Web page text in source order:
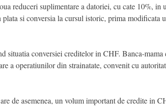
reduceri suplimentare a datoriei, cu cate 10%, in
si conversia la cursul istoric, prima modificata
conversiei creditelor in CHF. Banca-mama
a operatiunilor din strainatate, convenit cu
de asemenea, un volum important de credite in